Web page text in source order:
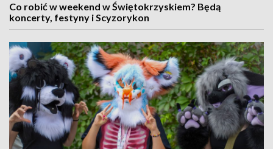
Co robić w weekend w Świętokrzyskiem? Będą
koncerty, festyny i Scyzorykon